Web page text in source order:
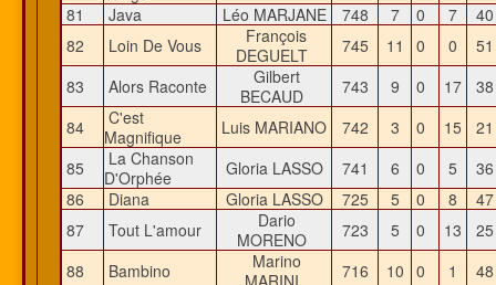
81
Java Léo MARJANE 748 7 0 7
82
Loin De Vous
François
DEGUELT
745 11 0 0
83
Alors Raconte
Gilbert
BECAUD
743 9 0 17
84
C'est
Magnifique
Luis MARIANO 742 3 0 15
85
La Chanson
D'Orphée
Gloria LASSO 741 6 0 5
86
Diana Gloria LASSO 725 5 0 8
87
Tout L'amour
Dario
MORENO
723 5 0 13
88
Bambino
Marino
MARINI
716 10 0 1